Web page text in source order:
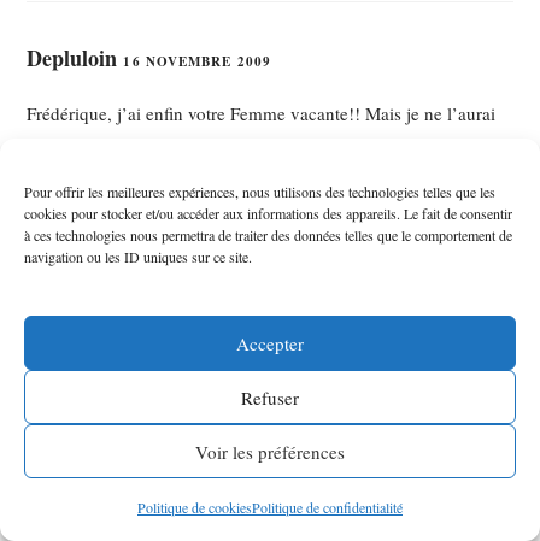
Pour offrir les meilleures expériences, nous utilisons des technologies telles que les
cookies pour stocker et/ou accéder aux informations des appareils. Le fait de consentir
à ces technologies nous permettra de traiter des données telles que le comportement de
navigation ou les ID uniques sur ce site.
Accepter
Refuser
Voir les préférences
Politique de cookiesPolitique de confidentialité
Depluloin 16 NOVEMBRE 2009
Frédérique, j’ai enfin votre Femme vacante!! Mais je ne l’aurai
Vous êtes en avance, Depluloin, c’est au mois de juillet :0)
Bonne lecture.
Le Gibi